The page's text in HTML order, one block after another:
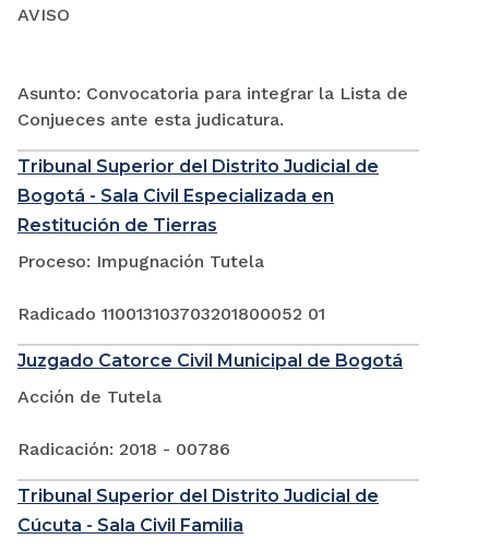
AVISO
Asunto: Convocatoria para integrar la Lista de
Conjueces ante esta judicatura.
Tribunal Superior del Distrito Judicial de
Bogotá - Sala Civil Especializada en
Restitución de Tierras
Proceso: Impugnación Tutela
Radicado 110013103703201800052 01
Juzgado Catorce Civil Municipal de Bogotá
Acción de Tutela
Radicación: 2018 - 00786
Tribunal Superior del Distrito Judicial de
Cúcuta - Sala Civil Familia